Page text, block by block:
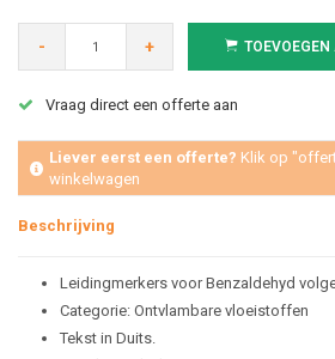
- +
Vraag direct een offerte aan
Liever eerst een offerte? Klik op
winkelwagen
Beschrijving
Leidingmerkers voor Benzaldehyd
Categorie: Ontvlambare vloeistoffen
Tekst in Duits.